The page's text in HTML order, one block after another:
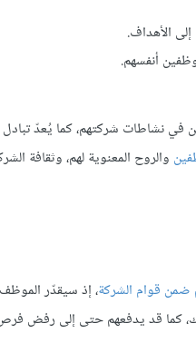
الأهداف.
أنفسهم.
في نشاطات شركتهم، كما يُعدّ
والروح المعنوية لهم، وثقافة
ضمن قوام الشركة، إذ سيقدّر
كما قد يدفعهم حتى إلى